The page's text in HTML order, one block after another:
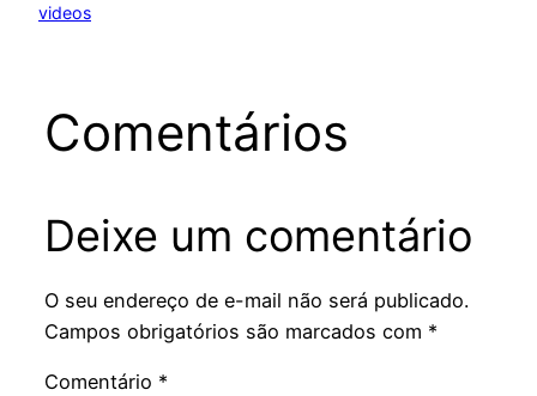
videos
Comentários
Deixe um comentário
O seu endereço de e-mail não será publicado.
Campos obrigatórios são marcados com *
Comentário *